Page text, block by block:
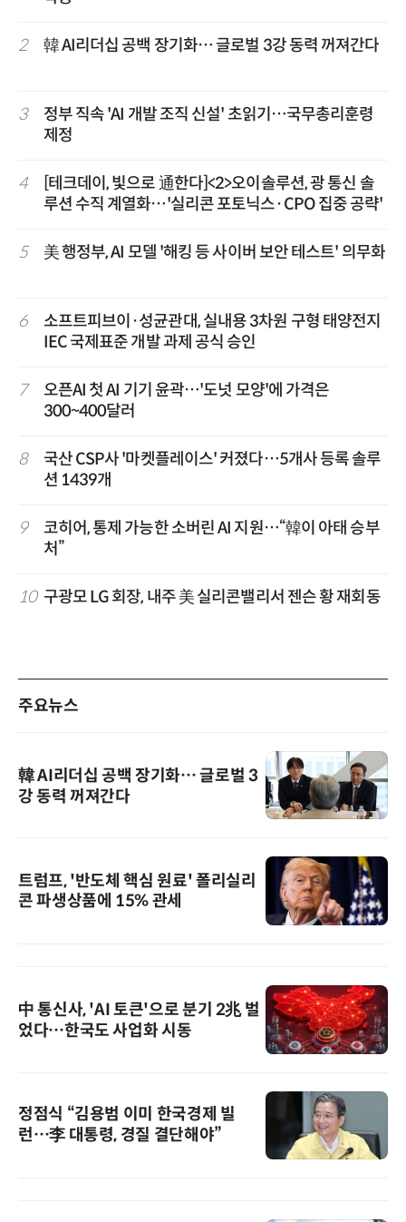
2 韓 AI리더십 공백 장기화… 글로벌 3강 동력 꺼져간다
3
정부 직속 'AI 개발 조직 신설' 초읽기…국무총리훈령
제정
4
[테크데이, 빛으로 通한다]<2>오이솔루션, 광 통신 솔
루션 수직 계열화…'실리콘 포토닉스·CPO 집중 공략'
5 美 행정부, AI 모델 '해킹 등 사이버 보안 테스트' 의무화
6
소프트피브이·성균관대, 실내용 3차원 구형 태양전지
IEC 국제표준 개발 과제 공식 승인
7
오픈AI 첫 AI 기기 윤곽…'도넛 모양'에 가격은
300~400달러
8
국산 CSP사 '마켓플레이스' 커졌다…5개사 등록 솔루
션 1439개
9
코히어, 통제 가능한 소버린 AI 지원…“韓이 아태 승부
처”
10 구광모 LG 회장, 내주 美 실리콘밸리서 젠슨 황 재회동
주요뉴스
韓 AI리더십 공백 장기화… 글로벌 3
강 동력 꺼져간다
트럼프, '반도체 핵심 원료' 폴리실리
콘 파생상품에 15% 관세
中 통신사, 'AI 토큰'으로 분기 2兆 벌
었다…한국도 사업화 시동
정점식 “김용범 이미 한국경제 빌
런…李 대통령, 경질 결단해야”